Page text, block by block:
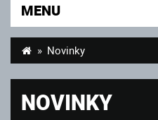
MENU
Novinky
NOVINKY